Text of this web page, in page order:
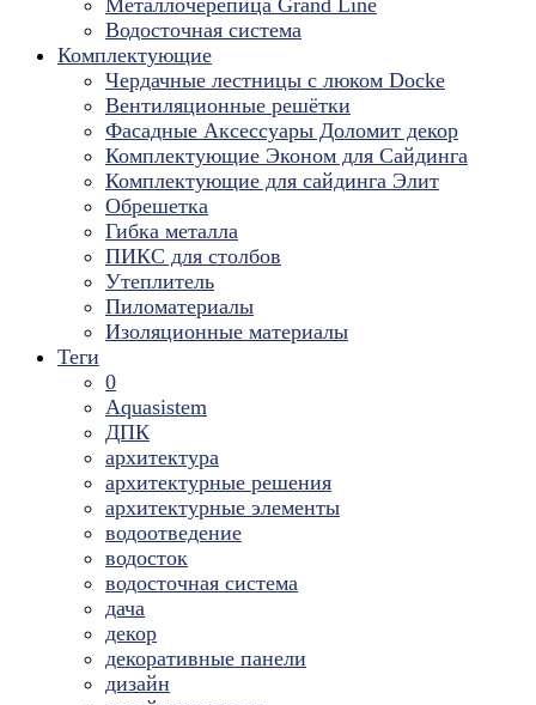
Металлочерепица Grand Line
Водосточная система
Комплектующие
Чердачные лестницы с люком Docke
Вентиляционные решётки
Фасадные Аксессуары Доломит декор
Комплектующие Эконом для Сайдинга
Комплектующие для cайдинга Элит
Обрешетка
Гибка металла
ПИКС для столбов
Утеплитель
Пиломатериалы
Изоляционные материалы
Теги
0
Aquasistem
ДПК
архитектура
архитектурные решения
архитектурные элементы
водоотведение
водосток
водосточная система
дача
декор
декоративные панели
дизайн